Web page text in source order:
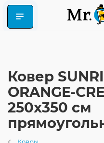
Ковер
ORANGE-
250x350 см